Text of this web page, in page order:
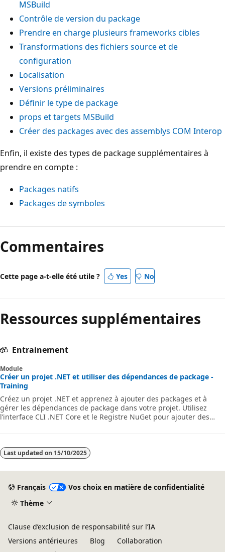
MSBuild
Contrôle de version du package
Prendre en charge plusieurs frameworks cibles
Transformations des fichiers source et de
configuration
Localisation
Versions préliminaires
Définir le type de package
props et targets MSBuild
Créer des packages avec des assemblys COM Interop
Enfin, il existe des types de package supplémentaires à
prendre en compte :
Packages natifs
Packages de symboles
Commentaires
Cette page a-t-elle été utile ? Yes No
Ressources supplémentaires
Entrainement
Module
Créer un projet .NET et utiliser des dépendances de package -
Training
Créez un projet .NET et apprenez à ajouter des packages et à
gérer les dépendances de package dans votre projet. Utilisez
l’interface CLI .NET Core et le Registre NuGet pour ajouter des
Code.
Last updated on 15/10/2025
Français
Vos choix en matière de confidentialité
Thème
Clause d’exclusion de responsabilité sur l’IA
Versions antérieures
Blog
Collaboration